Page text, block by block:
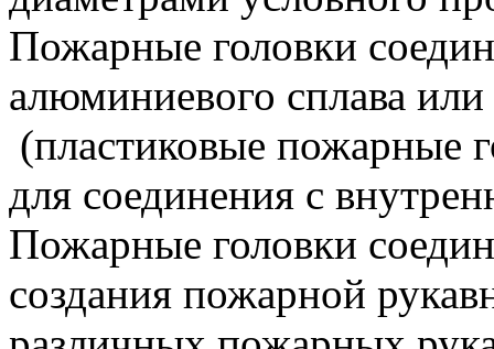
Пожарные головки
алюминиевого сплава
(пластиковые пожарные
для соединения с
Пожарные головки
создания пожарной